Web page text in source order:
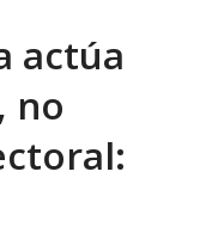
actúa
no